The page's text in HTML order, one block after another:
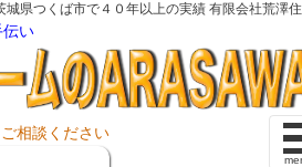
城県つくば市で４０年以上の実績 有限会社荒澤
伝い
相談ください